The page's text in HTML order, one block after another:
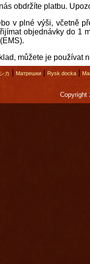
obdržíte platbu.
v plné výši, včetně
objednávky do 1
můžete je používat
カ Матрешки Rysk docka
Copyright